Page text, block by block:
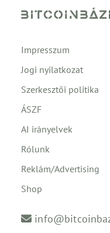
Impresszum
Jogi nyilatkozat
Szerkesztői politika
ÁSZF
AI irányelvek
Rólunk
Reklám/Advertising
Shop